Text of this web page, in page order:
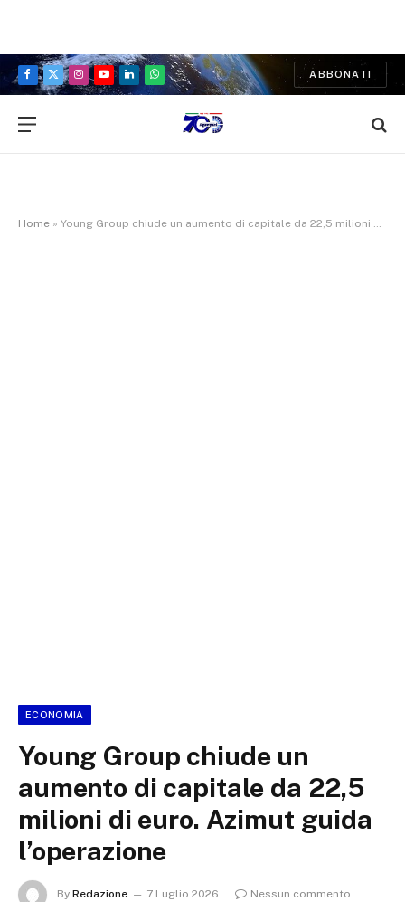
Facebook
X
Instagram
YouTubeLinkedInWhatsApp
ABBONATI
Home » Young Group chiude un aumento di capitale da 22,5 milioni di euro. Azimut guida l’operazione
ECONOMIA
Young Group chiude un
aumento di capitale da 22,5
milioni di euro. Azimut guida
l’operazione
By Redazione 7 Luglio 2026
Nessun commento